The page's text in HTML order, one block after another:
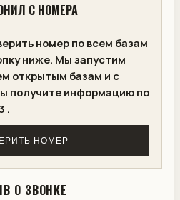
С НОМЕРА
номер по всем базам
ниже. Мы запустим
открытым базам и с
получите информацию по
.
НОМЕР
О ЗВОНКЕ